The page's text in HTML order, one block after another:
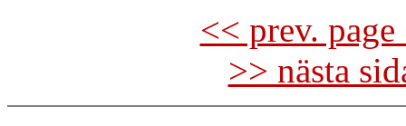
<< prev.
>> nästa